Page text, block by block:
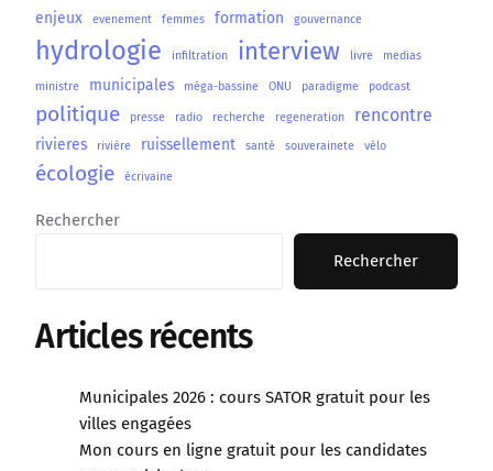
enjeux evenement femmes formation gouvernance
hydrologie infiltration interview livre medias
ministre municipales méga-bassine ONU paradigme podcast
politique presse radio recherche regeneration rencontre
rivieres rivière ruissellement santé souverainete vélo
écologie écrivaine
Rechercher
Rechercher
Articles récents
Municipales 2026 : cours SATOR gratuit pour les
villes engagées
Mon cours en ligne gratuit pour les candidates